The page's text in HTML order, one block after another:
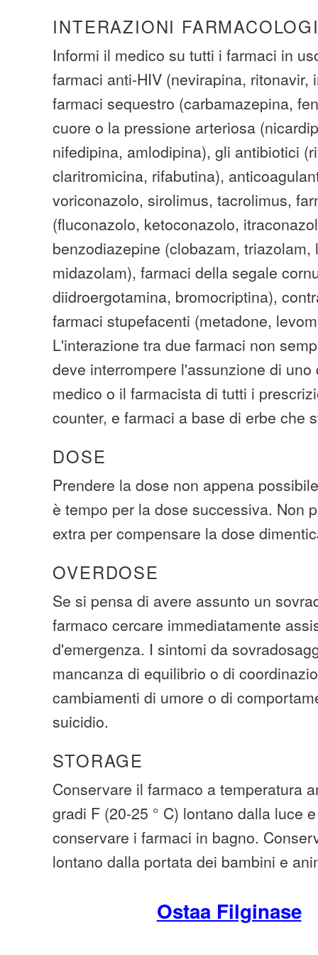
INTERAZIONI
Informi il medico su tutti i farmaci in
farmaci anti-HIV (nevirapina, ritonavir,
farmaci sequestro (carbamazepina,
cuore o la pressione arteriosa
nifedipina, amlodipina), gli antibiotici
claritromicina, rifabutina),
voriconazolo, sirolimus, tacrolimus,
(fluconazolo, ketoconazolo,
benzodiazepine (clobazam, triazolam,
midazolam), farmaci della segale
diidroergotamina, bromocriptina),
farmaci stupefacenti (metadone,
L'interazione tra due farmaci non
deve interrompere l'assunzione di
medico o il farmacista di tutti i
counter, e farmaci a base di erbe che
DOSE
Prendere la dose non appena
è tempo per la dose successiva. Non
extra per compensare la dose
OVERDOSE
Se si pensa di avere assunto un
farmaco cercare immediatamente
d'emergenza. I sintomi da
mancanza di equilibrio o di
cambiamenti di umore o di
suicidio.
STORAGE
Conservare il farmaco a temperatura
gradi F (20-25 ° C) lontano dalla luce
conservare i farmaci in bagno.
lontano dalla portata dei bambini e
Ostaa Filginase